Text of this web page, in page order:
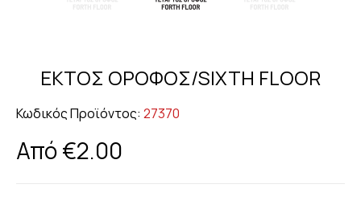
ΕΚΤΟΣ ΟΡΟΦΟΣ/SIXTH FLOOR
Κωδικός Προϊόντος: 27370
Από€2.00